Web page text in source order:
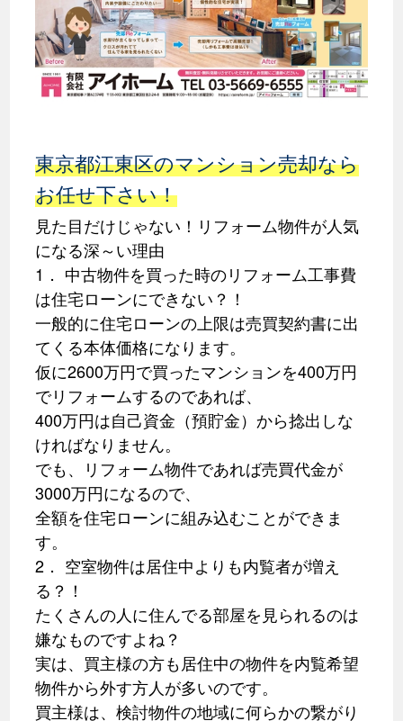
東京都江東区のマンション売却なら
お任せ下さい！
見た目だけじゃない！リフォーム物件が人気
になる深～い理由
1． 中古物件を買った時のリフォーム工事費
は住宅ローンにできない？！
一般的に住宅ローンの上限は売買契約書に出
てくる本体価格になります。
仮に2600万円で買ったマンションを400万円
でリフォームするのであれば、
400万円は自己資金（預貯金）から捻出しな
ければなりません。
でも、リフォーム物件であれば売買代金が
3000万円になるので、
全額を住宅ローンに組み込むことができま
す。
2． 空室物件は居住中よりも内覧者が増え
る？！
たくさんの人に住んでる部屋を見られるのは
嫌なものですよね？
実は、買主様の方も居住中の物件を内覧希望
物件から外す方人が多いのです。
買主様は、検討物件の地域に何らかの繋がり